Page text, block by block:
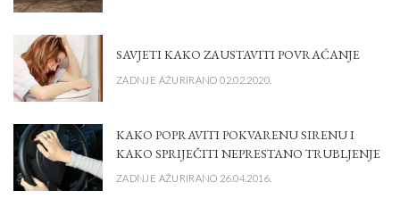
SAVJETI KAKO ZAUSTAVITI POVRAĆANJE
ZADNJE AŽURIRANO 02.02.2020.
KAKO POPRAVITI POKVARENU SIRENU I
KAKO SPRIJEČITI NEPRESTANO TRUBLJENJE
ZADNJE AŽURIRANO 26.04.2016.